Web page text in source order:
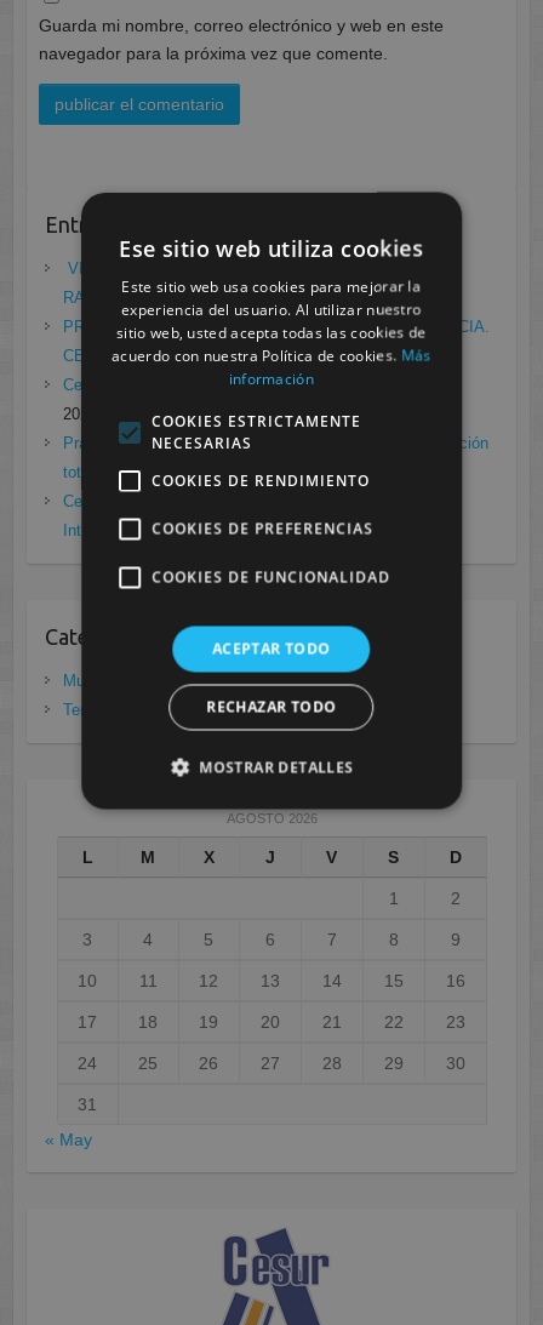
Guarda mi nombre, correo electrónico y web en este
navegador para la próxima vez que comente.
Entradas recientes
VII ENCUENTRO DE EMPRESA FCT/DUAL:
RADIODIAGNÓSTICO mayo 21, 2021
PRÁCTICAS EN EL LABORATORIO DE RADIOFARMACIA.
CESUR MURCIA febrero 4, 2021
Cesur Murcia en directo con Pedro G. Aguado.
2021
Prácticas de Radiología Simple en Cesur Murcia. Protección
total frente a Covid19 enero 26, 2021
Cesur Murcia: Premio Especial FP, XIII Congreso
Internacional Enfermedades raras noviembre 26, 2020
Categorias
Murcia
Tenerife
AGOSTO 2026
L M X J V S D
1 2
3 4 5 6 7 8 9
10 11 12 13 14 15 16
17 18 19 20 21 22 23
24 25 26 27 28 29 30
31
« May
Ese sitio web utiliza cookies
Este sitio web usa cookies para mejorar la
experiencia del usuario. Al utilizar nuestro
sitio web, usted acepta todas las cookies de
acuerdo con nuestra Política de cookies. Más
información
COOKIES ESTRICTAMENTE
NECESARIAS
COOKIES DE RENDIMIENTO
COOKIES DE PREFERENCIAS
COOKIES DE FUNCIONALIDAD
ACEPTAR TODO
RECHAZAR TODO
MOSTRAR DETALLES